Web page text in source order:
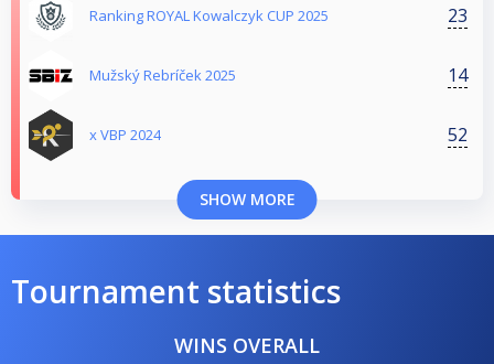
Ranking ROYAL Kowalczyk CUP 2025 23
Mužský Rebríček 2025 14
x VBP 2024 52
SHOW MORE
Tournament statistics
WINS OVERALL